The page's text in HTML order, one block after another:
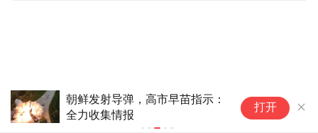
朝鲜发射导弹，高市早苗指示：
全力收集情报
打开